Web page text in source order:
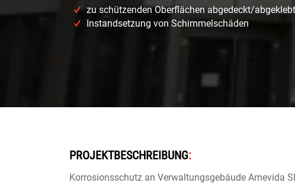
zu schützenden Oberflächen abgedeckt/abgeklebt
Instandsetzung von Schimmelschäden
PROJEKTBESCHREIBUNG:
Korrosionsschutz an Verwaltungsgebäude Amevida